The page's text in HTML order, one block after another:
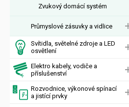
Zvukový domácí systém
Průmyslové zásuvky a vidlice
Svítidla, světelné zdroje a LED
osvětlení
Elektro kabely, vodiče a
příslušenství
Rozvodnice, výkonové spínací
a jistící prvky